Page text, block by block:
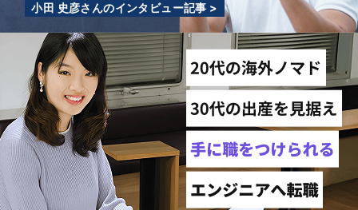
小田 史彦さんのインタビュー記事 >